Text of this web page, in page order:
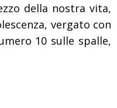
della nostra vita,
vergato con
10 sulle spalle,